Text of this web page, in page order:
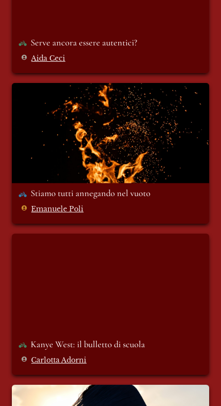
Serve ancora essere autentici?
Aida Ceci
Stiamo tutti annegando nel vuoto
Stiamo tutti annegando nel vuoto
Emanuele Poli
Kanye West: il bulletto di scuola
Carlotta Adorni
Le donne col velo: libere di non scegliere